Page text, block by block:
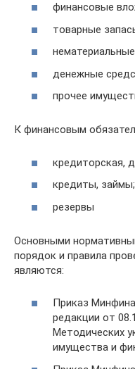
финансовые
товарные
денежные
прочее
К финансовым
кредиторская,
кредиты, займы;
резервы
Основными
порядок и правила
являются:
Приказ
редакции от
Методических
имущества и